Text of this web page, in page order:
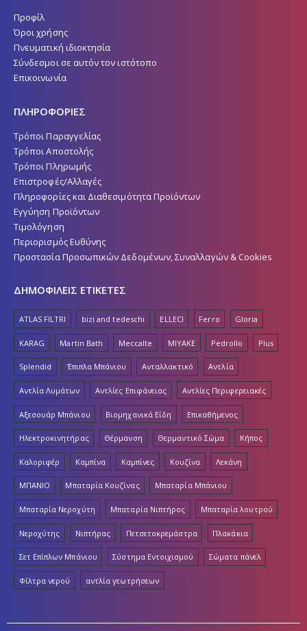
Προφίλ
Όροι χρήσης
Πνευματική ιδιοκτησία
Σύνδεσμοι σε αυτόν τον ιστότοπο
Επικοινωνία
ΠΛΗΡΟΦΟΡΙΕΣ
Τρόποι Παραγγελίας
Τρόποι Αποστολής
Τρόποι Πληρωμής
Επιστροφές/Αλλαγές
Πληροφορίες και Διαθεσιμότητα Προϊόντων
Εγγύηση Προϊόντων
Τιμολόγηση
Περιορισμός Ευθύνης
Προστασία Προσωπικών Δεδομένων, Συναλλαγών & Cookies
ΔΗΜΟΦΙΛΕΙΣ ΕΤΙΚΕΤΕΣ
ATLAS FILTRI bizi and tedeschi ELLECI Ferro Gloria
KARAG Martin Bath Meccalte MIYAKE Pedrollo Plus
Splendid Έπιπλα Μπάνιου Ανταλλακτικό Αντλία
Αντλία Λυμάτων Αντλίες Επιφάνειας Αντλίες Περιφερειακές
Αξεσουάρ Μπάνιου Βιομηχανικά Είδη Επικαθήμενος
Ηλεκτροκινητήρας Θέρμανση Θερμαντικό Σώμα Κήπος
Καλοριφέρ Καμπίνα Καμπίνες Κουζίνα Λεκάνη
ΜΠΑΝΙΟ Μπαταρία Κουζίνας Μπαταρία Μπάνιου
Μπαταρία Νεροχύτη Μπαταρία Νιπτήρος Μπαταρία λουτρού
Νεροχύτης Νιπτήρας Πετσετοκρεμάστρα Πλακάκια
Σετ Επίπλων Μπάνιου Σύστημα Εντοιχισμού Σώματα πάνελ
Φίλτρα νερού αντλία γεωτρήσεων